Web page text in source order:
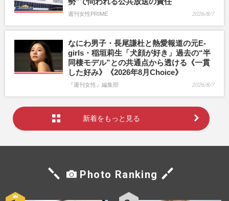
週刊女性PRIME 2026/8/7
なにわ男子・長尾謙杜と熱愛報道の元E-
girls・稲垣莉生「犬顔が好き」過去の“半
同棲モデル”との共通点から透ける《一貫
した好み》《2026年8月Choice》
『週刊女性』編集部 2026/8/7
新着をもっと見る
Photo Ranking